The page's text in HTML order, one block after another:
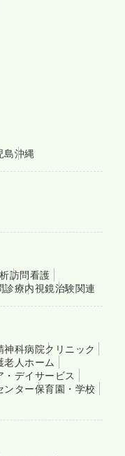
島沖縄
訪問看護
診療内視鏡治験関連
神科病院クリニック
老人ホーム
・デイサービス
ンター保育園・学校